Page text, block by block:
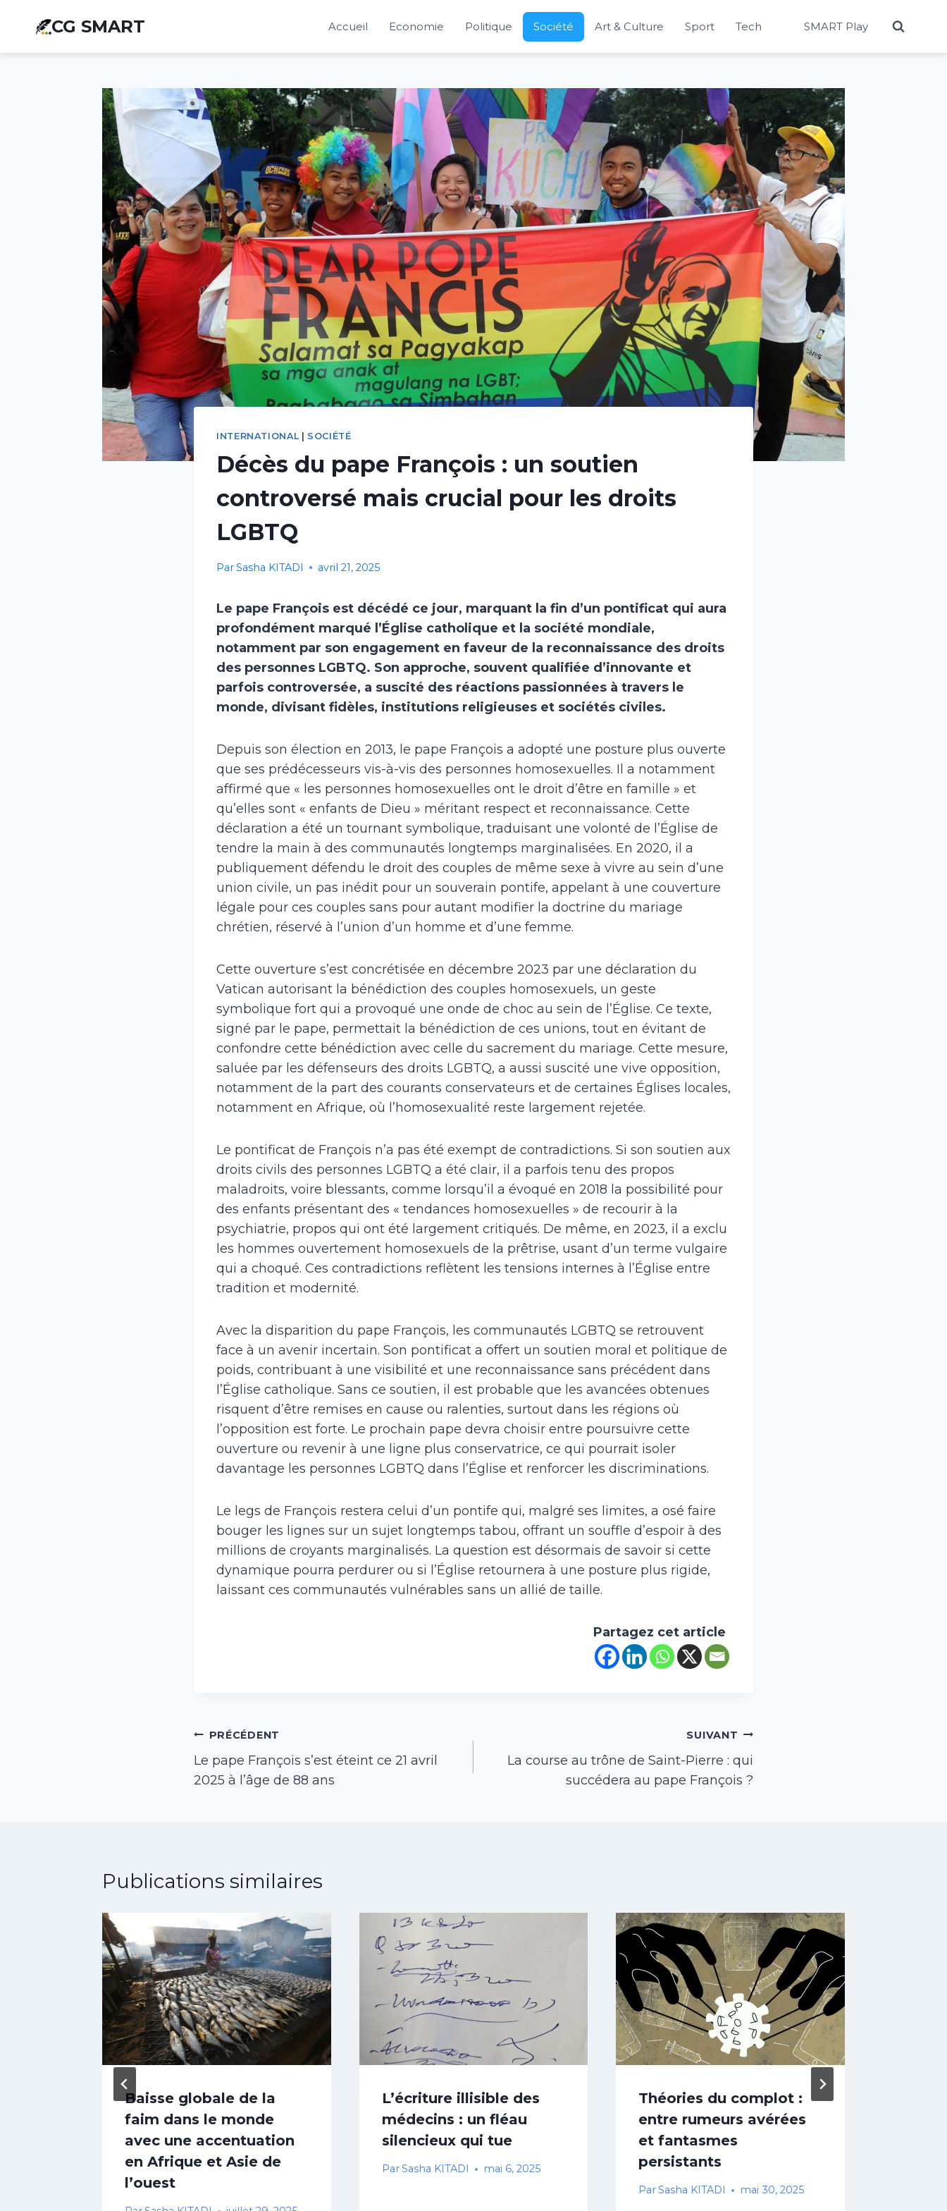
CG SMART Accueil Economie Politique Société Art & Culture Sport Tech SMART Play
INTERNATIONAL SOCIÉTÉ
Décès du pape François : un soutien
controversé mais crucial pour les droits
LGBTQ
ParSasha KITADI avril 21, 2025
Le pape François est décédé ce jour, marquant la fin d’un pontificat qui aura
profondément marqué l’Église catholique et la société mondiale,
notamment par son engagement en faveur de la reconnaissance des droits
des personnes LGBTQ. Son approche, souvent qualifiée d’innovante et
parfois controversée, a suscité des réactions passionnées à travers le
monde, divisant fidèles, institutions religieuses et sociétés civiles.
Depuis son élection en 2013, le pape François a adopté une posture plus ouverte
que ses prédécesseurs vis-à-vis des personnes homosexuelles. Il a notamment
affirmé que « les personnes homosexuelles ont le droit d’être en famille » et
qu’elles sont « enfants de Dieu » méritant respect et reconnaissance. Cette
déclaration a été un tournant symbolique, traduisant une volonté de l’Église de
tendre la main à des communautés longtemps marginalisées. En 2020, il a
publiquement défendu le droit des couples de même sexe à vivre au sein d’une
union civile, un pas inédit pour un souverain pontife, appelant à une couverture
légale pour ces couples sans pour autant modifier la doctrine du mariage
chrétien, réservé à l’union d’un homme et d’une femme.
Cette ouverture s’est concrétisée en décembre 2023 par une déclaration du
Vatican autorisant la bénédiction des couples homosexuels, un geste
symbolique fort qui a provoqué une onde de choc au sein de l’Église. Ce texte,
signé par le pape, permettait la bénédiction de ces unions, tout en évitant de
confondre cette bénédiction avec celle du sacrement du mariage. Cette mesure,
saluée par les défenseurs des droits LGBTQ, a aussi suscité une vive opposition,
notamment de la part des courants conservateurs et de certaines Églises locales,
notamment en Afrique, où l’homosexualité reste largement rejetée.
Le pontificat de François n’a pas été exempt de contradictions. Si son soutien aux
droits civils des personnes LGBTQ a été clair, il a parfois tenu des propos
maladroits, voire blessants, comme lorsqu’il a évoqué en 2018 la possibilité pour
des enfants présentant des « tendances homosexuelles » de recourir à la
psychiatrie, propos qui ont été largement critiqués. De même, en 2023, il a exclu
les hommes ouvertement homosexuels de la prêtrise, usant d’un terme vulgaire
qui a choqué. Ces contradictions reflètent les tensions internes à l’Église entre
tradition et modernité.
Avec la disparition du pape François, les communautés LGBTQ se retrouvent
face à un avenir incertain. Son pontificat a offert un soutien moral et politique de
poids, contribuant à une visibilité et une reconnaissance sans précédent dans
l’Église catholique. Sans ce soutien, il est probable que les avancées obtenues
risquent d’être remises en cause ou ralenties, surtout dans les régions où
l’opposition est forte. Le prochain pape devra choisir entre poursuivre cette
ouverture ou revenir à une ligne plus conservatrice, ce qui pourrait isoler
davantage les personnes LGBTQ dans l’Église et renforcer les discriminations.
Le legs de François restera celui d’un pontife qui, malgré ses limites, a osé faire
bouger les lignes sur un sujet longtemps tabou, offrant un souffle d’espoir à des
millions de croyants marginalisés. La question est désormais de savoir si cette
dynamique pourra perdurer ou si l’Église retournera à une posture plus rigide,
laissant ces communautés vulnérables sans un allié de taille.
Partagez cet article
Navigation
de
PRÉCÉDENT
Le pape François s’est éteint ce 21 avril
2025 à l’âge de 88 ans
SUIVANT
La course au trône de Saint-Pierre : qui
succédera au pape François ?
Publications similaires
Baisse globale de la
faim dans le monde
avec une accentuation
en Afrique et Asie de
l’ouest
L’écriture illisible des
médecins : un fléau
silencieux qui tue
ParSasha KITADI mai 6, 2025
Théories du complot :
entre rumeurs avérées
et fantasmes
persistants
ParSasha KITADI mai 30, 2025